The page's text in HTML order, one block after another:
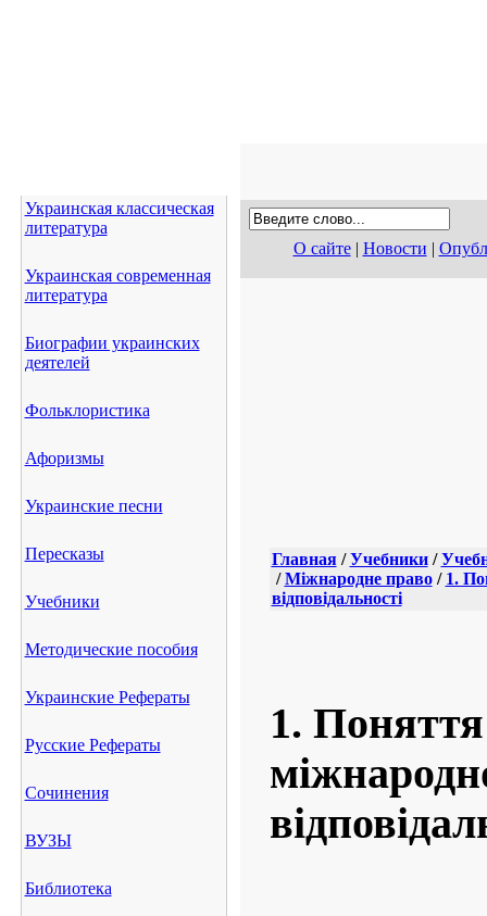
Украинская классическая
литература
Украинская современная
литература
Биографии украинских
деятелей
Фольклористика
Афоризмы
Украинские песни
Пересказы
Учебники
Методические пособия
Украинские Рефераты
Русские Рефераты
Сочинения
ВУЗЫ
Библиотека
О сайте| Новости |
Главная/Учебники/
/Міжнародне право/ 1.
відповідальності
1. Поняття